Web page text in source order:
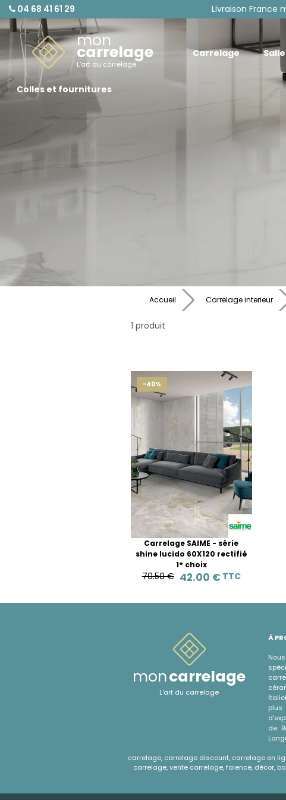
04 68 41 61 29 Livraison France
mon
carrelage
L'art du carrelage
Carrelage
Colles et fournitures
Accueil Carrelage interieur
1 produit
-40%
Carrelage SAIME - série
shine lucido 60X120 rectifié
1° choix
70.50 € 42.00 € TTC
moncarrelage
L'art du carrelage
À
plus
de
carrelage, carrelage discount, carrelage en
carrelage, vente carrelage, faience, décor,